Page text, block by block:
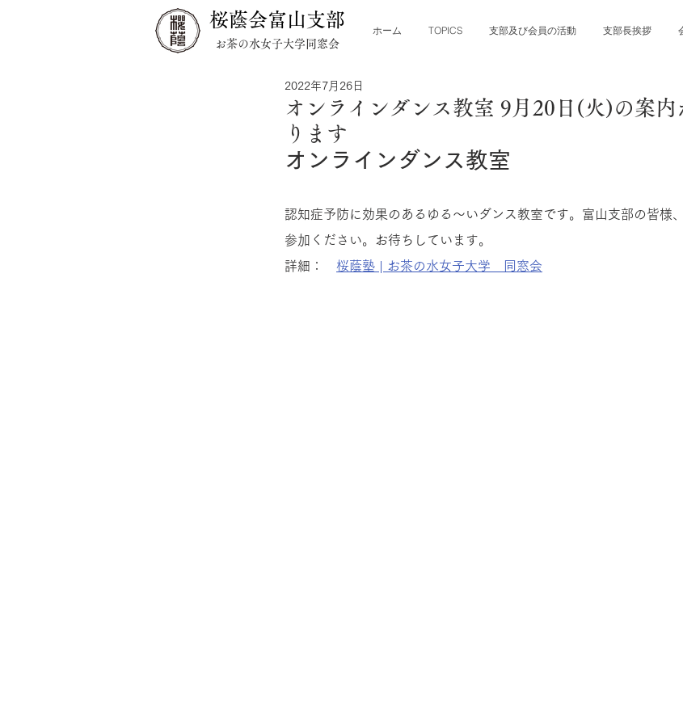
桜蔭会富山支部
お茶の水女子大学同窓会
ホーム TOPICS 支部及び会員の活動 支部長挨拶
オンラインダンス教室 9月20日(火)の案内
ります
2022年7月26日
オンラインダンス教室
認知症予防に効果のあるゆる～いダンス教室です。富山支部の皆様
参加ください。お待ちしています。
詳細： 桜蔭塾 | お茶の水女子大学　同窓会